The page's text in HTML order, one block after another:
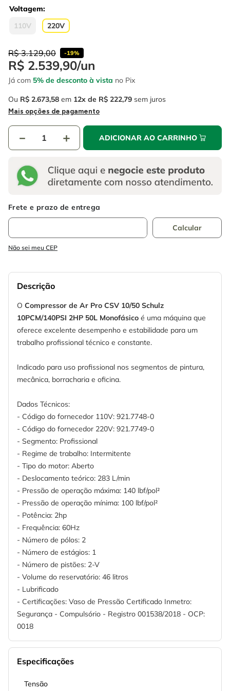
Voltagem
110V
220V
R$ 3.129,00 -19%
R$ 2.539,90/un
Já com 5% de desconto à vista no Pix
Ou R$ 2.673,58 em 12 R$ 222,79 sem juros
Mais opções de pagamento
＋
－ ADICIONAR AO CARRINHO
Não sei meu CEP
Descrição
O Compressor de Ar Pro CSV 10/50 Schulz
10PCM/140PSI 2HP 50L Monofásico é uma máquina que
oferece excelente desempenho e estabilidade para um
trabalho profissional técnico e constante.
Indicado para uso profissional nos segmentos de pintura,
mecânica, borracharia e oficina.
Dados Técnicos:
- Código do fornecedor 110V: 921.7748-0
- Código do fornecedor 220V: 921.7749-0
- Segmento: Profissional
- Regime de trabalho: Intermitente
- Tipo do motor: Aberto
- Deslocamento teórico: 283 L/min
- Pressão de operação máxima: 140 lbf/pol²
- Pressão de operação mínima: 100 lbf/pol²
- Potência: 2hp
- Frequência: 60Hz
- Número de pólos: 2
- Número de estágios: 1
- Número de pistões: 2-V
- Volume do reservatório: 46 litros
- Lubrificado
- Certificações: Vaso de Pressão Certificado Inmetro:
Segurança - Compulsório - Registro 001538/2018 - OCP:
0018
Especificações
Tensão
6º fio
7º chave impacto
9 º cabo flexivel
serra copo
serra circular
º chave impacto
º disco corte
º cabo flexivel